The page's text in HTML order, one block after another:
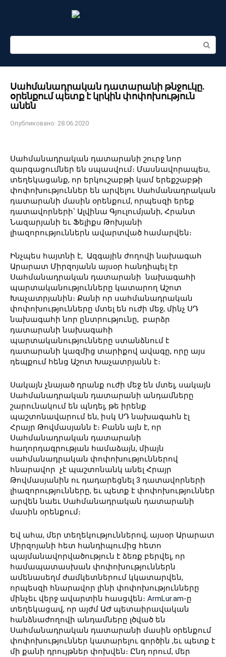
Поиск:
Սահմանադրական դատարանի թնջուկը․
օրենքում պետք է կրկին փոփոխություն
անեն
Опубликовано: 28.06.2020
Սահմանադրական դատարանի շուրջ նոր
զարգացումներ են սպասվում։ Մասնավորապես,
տեղեկացանք, որ երկուշաբթի կամ երեքշաբթի
փոփոխություններ են արվելու Սահմանադրական
դատարանի մասին օրենքում, որպեսզի երեք
դատավորների՝ Ալվինա Գյուլումյանի, Հրանտ
Նազարյանի եւ Ֆելիքս Թոխյանի
լիազորություններն ավարտված համարվեն։
Ինչպես հայտնի է, Ազգային ժողովի նախագահ
Արարատ Միրզոյանն այսօր հանդիպել էր
Սահմանադրական դատարանի նախագահի
պարտականությունները կատարող Աշոտ
Խաչատրյանին։ Քանի որ սահմանադրական
փոփոխությունները մտել են ուժի մեջ, մինչ ՍԴ
նախագահի նոր ընտրությունը, բարձր
դատարանի նախագահի
պարտականությունները ստանձնում է
դատարանի կազմից տարիքով ավագը, որը այս
դեպքում հենց Աշոտ Խաչատրյանն է։
Սակայն չնայած դրանք ուժի մեջ են մտել, սակայն
Սահմանադրական դատարանի անդամները
շարունակում են պնդել, թե իրենք
պաշտոնավարում են, իսկ ՍԴ նախագահն էլ
Հրայր Թովմասյանն է։ Բանն այն է, որ
Սահմանադրական դատարանի
հաղորդագրության համաձայն, միայն
սահմանադրական փոփոխություններով
հնարավոր չէ պաշտոնանկ անել Հրայր
Թովմասյանին ու դադարեցնել 3 դատավորների
լիազորությունները, եւ պետք է փոփոխություններ
արվեն նաեւ Սահմանադրական դատարանի
մասին օրենքում։
Եվ ահա, մեր տեղեկություններով, այսօր Արարատ
Միրզոյանի հետ հանդիպումից հետո
պայմանավորվածություն է ձեռք բերվել, որ
համապատասխան փոփոխություններն
ամենասեղմ ժամկետներում կկատարվեն,
որպեսզի հնարավոր լինի փոփոխությունները
մինչեւ վերջ ավարտին հասցվեն։ ArmLur.am-ը
տեղեկացավ, որ այժմ ԱԺ պետաիրավական
հանձնաժողովի անդամները լծված են
Սահմանադրական դատարանի մասին օրենքում
փոփոխություններ կատարելու գործին ,եւ պետք է
մի քանի դրույթներ փոխվեն։ Ընդ որում, մեր